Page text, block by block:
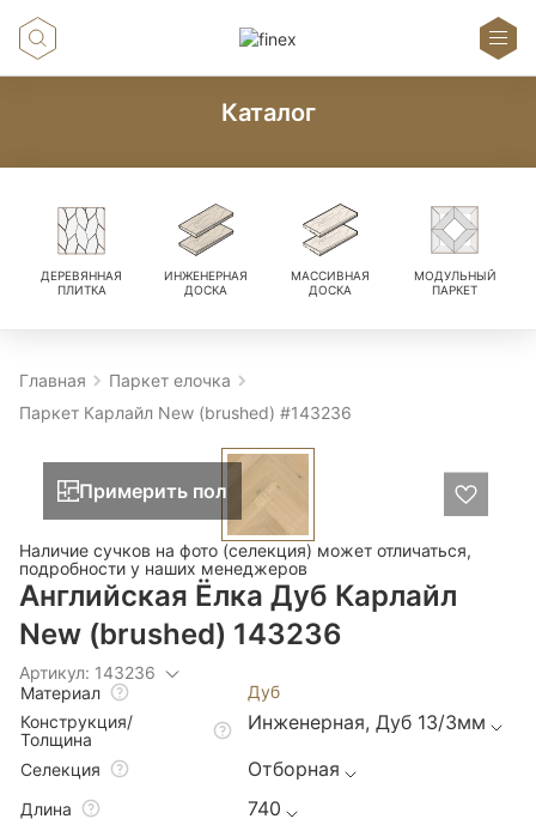
Каталог
ДЕРЕВЯННАЯ
ПЛИТКА
ИНЖЕНЕРНАЯ
ДОСКА
МАССИВНАЯ
ДОСКА
МОДУЛЬНЫЙ
ПАРКЕТ
Главная
Паркет елочка
Паркет Карлайл New (brushed) #143236
Примерить пол
Наличие сучков на фото (селекция) может отличаться,
подробности у наших менеджеров
Английская Ёлка Дуб Карлайл
New (brushed) 143236
Артикул: 143236
Материал
Дуб
Конструкция/
Толщина
Инженерная, Дуб 13/3мм
Селекция Отборная
Длина 740